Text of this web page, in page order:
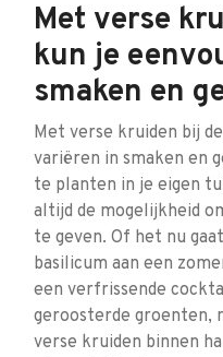
Met verse
kun je
smaken en
Met verse kruiden bij
variëren in smaken en
te planten in je eigen
altijd de mogelijkheid
te geven. Of het nu
basilicum aan een
een verfrissende
geroosterde groenten,
verse kruiden binnen